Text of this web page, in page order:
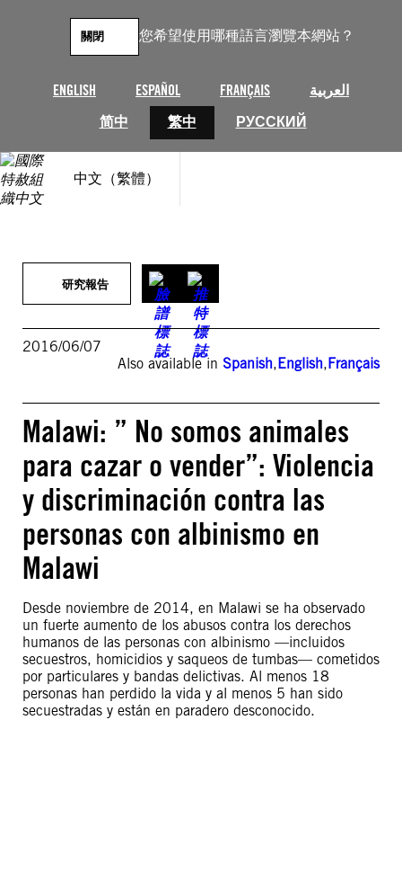
您希望使用哪種語言瀏覽本網站？
ENGLISH ESPAÑOL FRANÇAIS
العربية
简中
繁中 РУССКИЙ
關閉
中文（繁體）
研究報告
2016/06/07
Also available in Spanish,English,Français
Malawi: ” No somos animales
para cazar o vender”: Violencia
y discriminación contra las
personas con albinismo en
Malawi
Desde noviembre de 2014, en Malawi se ha observado
un fuerte aumento de los abusos contra los derechos
humanos de las personas con albinismo —incluidos
secuestros, homicidios y saqueos de tumbas— cometidos
por particulares y bandas delictivas. Al menos 18
personas han perdido la vida y al menos 5 han sido
secuestradas y están en paradero desconocido.